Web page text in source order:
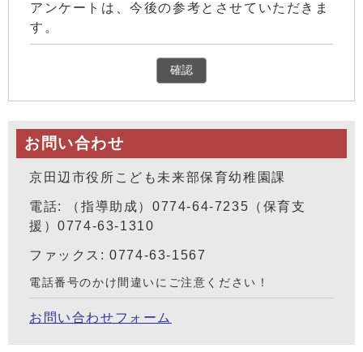
アンケートは、今後の参考とさせていただきま
す。
確認
お問い合わせ
京田辺市役所こども未来部保育幼稚園課
電話: （指導助成）0774-64-7235（保育支
援）0774-63-1310
ファックス: 0774-63-1567
電話番号のかけ間違いにご注意ください！
お問い合わせフォーム